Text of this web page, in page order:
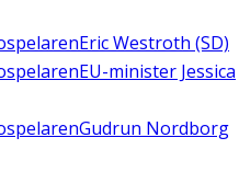
Eric Westroth (SD)
EU-minister Jessica
Gudrun Nordborg